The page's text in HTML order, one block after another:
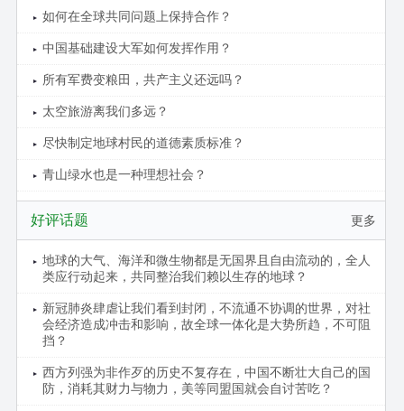
如何在全球共同问题上保持合作？
中国基础建设大军如何发挥作用？
所有军费变粮田，共产主义还远吗？
太空旅游离我们多远？
尽快制定地球村民的道德素质标准？
青山绿水也是一种理想社会？
更多
好评话题
地球的大气、海洋和微生物都是无国界且自由流动的，全人
类应行动起来，共同整治我们赖以生存的地球？
新冠肺炎肆虐让我们看到封闭，不流通不协调的世界，对社
会经济造成冲击和影响，故全球一体化是大势所趋，不可阻
挡？
西方列强为非作歹的历史不复存在，中国不断壮大自己的国
防，消耗其财力与物力，美等同盟国就会自讨苦吃？